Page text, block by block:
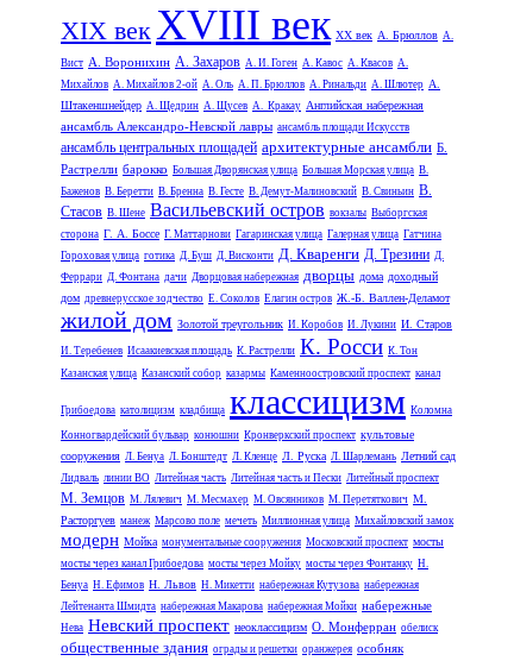
XIX векXVIII век XX век А. Брюллов А.
Вист А. Воронихин А. Захаров А. И. Гоген А. Кавос А. Квасов А.
Михайлов А. Михайлов 2-ой А. Оль А. П. Брюллов А. Ринальди А. Шлютер А.
Штакеншнейдер А. Щедрин А. Щусев А. Кракау Английская набережная
ансамбль Александро-Невской лавры ансамбль площади Искусств
ансамбль центральных площадей архитектурные ансамбли Б.
Растрелли барокко Большая Дворянская улица Большая Морская улица В.
Баженов В. Беретти В. Бренна В. Гесте В. Демут-Малиновский В. Свиньин В.
Стасов В. Шене Васильевский остров вокзалы Выборгская
сторона Г. А. Боссе Г. Маттарнови Гагаринская улица Галерная улица Гатчина
Гороховая улица готика Д. Буш Д. Висконти Д. Кваренги Д. Трезини Д.
Феррари Д. Фонтана дачи Дворцовая набережная дворцы дома доходный
дом древнерусское зодчество Е. Соколов Елагин остров Ж.-Б. Валлен-Деламот
жилой дом Золотой треугольник И. Коробов И. Лукини И. Старов
И. Теребенев Исаакиевская площадь К. Растрелли К. Росси К. Тон
Казанская улица Казанский собор казармы Каменноостровский проспект канал
Грибоедова католицизм кладбища классицизм Коломна
Конногвардейский бульвар конюшни Кронверкский проспект культовые
сооружения Л. Бенуа Л. Бонштедт Л. Кленце Л. Руска Л. Шарлемань Летний сад
Лидваль линии ВО Литейная часть Литейная часть и Пески Литейный проспект
М. Земцов М. Лялевич М. Месмахер М. Овсянников М. Перетяткович М.
Расторгуев манеж Марсово поле мечеть Миллионная улица Михайловский замок
модерн Мойка монументальные сооружения Московский проспект мосты
мосты через канал Грибоедова мосты через Мойку мосты через Фонтанку Н.
Бенуа Н. Ефимов Н. Львов Н. Микетти набережная Кутузова набережная
Лейтенанта Шмидта набережная Макарова набережная Мойки набережные
Нева Невский проспект неоклассицизм О. Монферран обелиск
общественные здания ограды и решетки оранжерея особняк